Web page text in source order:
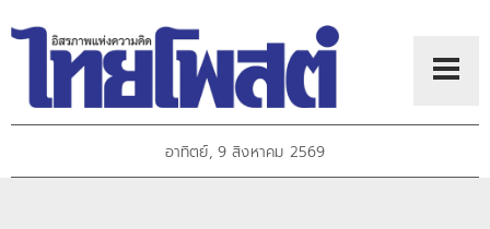
อาทิตย์, 9 สิงหาคม 2569